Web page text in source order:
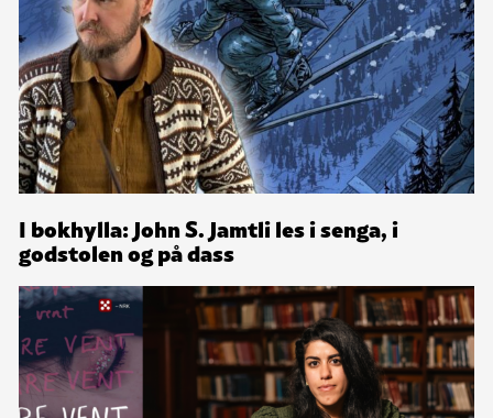
I bokhylla: John S. Jamtli les i senga, i
godstolen og på dass